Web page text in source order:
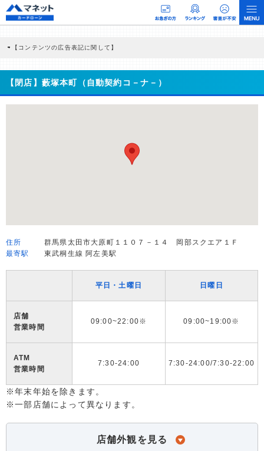
【コンテンツの広告表記に関して】
商品を根拠なくPRするものではなく、当編集部の調査／ユーザーへの口コミ収集な
どに基づき、公平性を担保した情報提供を行っています。
>提携企業一覧
【閉店】藪塚本町（自動契約コ－ナ－）
住所
群馬県太田市大原町１１０７－１４ 岡部スクエア１Ｆ
最寄駅
東武桐生線 阿左美駅
平日・土曜日 日曜日
店舗
営業時間
09:00~22:00※ 09:00~19:00※
ATM
営業時間
7:30-24:00 7:30-24:00/7:30-22:00
※年末年始を除きます。
※一部店舗によって異なります。
店舗外観を見る